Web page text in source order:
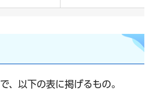
、以下の表に掲げるもの。